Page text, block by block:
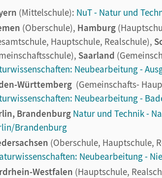
(Mittelschule): NuT - Natur und
(Oberschule), Hamburg
Hauptschule, Realschule),
Saarland
Neubearbeitung -
Württemberg (Gemeinschafts-
Neubearbeitung -
Brandenburg Natur und Technik -
Brandenburg
(Oberschule, Hauptschule,
Neubearbeitung -
Westfalen (Hauptschule,